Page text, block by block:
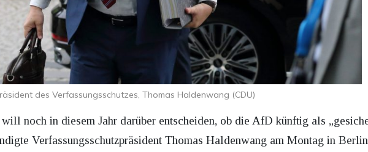
des Verfassungsschutzes, Thomas Haldenwang (CDU)
noch in diesem Jahr darüber entscheiden, ob die AfD künftig als
Verfassungsschutzpräsident Thomas Haldenwang am Montag in